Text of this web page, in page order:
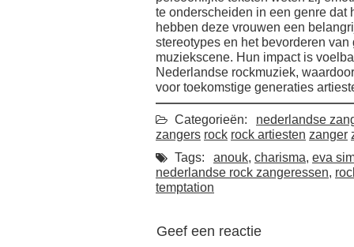
te onderscheiden in een genre dat
hebben deze vrouwen een
stereotypes en het bevorderen
muziekscene. Hun impact is
Nederlandse rockmuziek,
voor toekomstige generaties
Categorieën:
nederlandse
zangers rock rock artiesten zanger
Tags:
anouk, charisma, eva
nederlandse rock zangeressen,
temptation
Geef een reactie